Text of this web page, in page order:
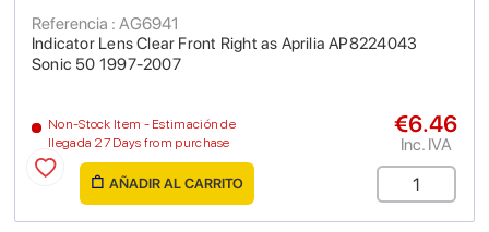
Indicator Lens Clear Front Right as Aprilia AP8224043
Sonic 50 1997-2007
Referencia : AG6941
Non-Stock Item - Estimación de
llegada 27 Days from purchase
€6.46
Inc. IVA
AÑADIR AL CARRITO